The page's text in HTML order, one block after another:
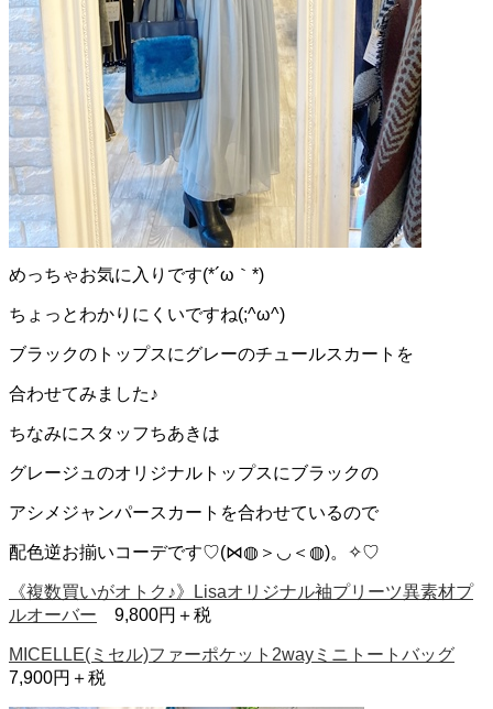
めっちゃお気に入りです(*´ω｀*)
ちょっとわかりにくいですね(;^ω^)
ブラックのトップスにグレーのチュールスカートを
合わせてみました♪
ちなみにスタッフちあきは
グレージュのオリジナルトップスにブラックの
アシメジャンパースカートを合わせているので
配色逆お揃いコーデです♡(⋈◍＞◡＜◍)。✧♡
《複数買いがオトク♪》Lisaオリジナル袖プリーツ異素材プ
ルオーバー 9,800円＋税
MICELLE(ミセル)ファーポケット2wayミニトートバッグ
7,900円＋税